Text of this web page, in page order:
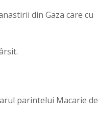
din Gaza care cu
parintelui Macarie de